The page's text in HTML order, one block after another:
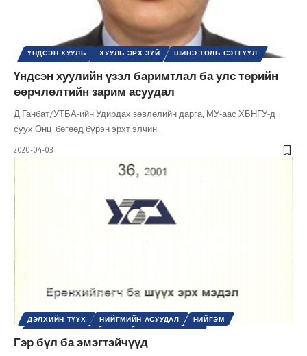
ҮНДСЭН ХУУЛЬ ХУУЛЬ ЭРХ ЗҮЙ ШИНЭ ТОЛЬ СЭТГҮҮЛ
Үндсэн хуулийн үзэл баримтлал ба улс төрийн
өөрчлөлтийн зарим асуудал
Д.Ганбат/УТБА-ийн Удирдах зөвлөлийн дарга, МУ-аас ХБНГУ-д
суух Онц бөгөөд бүрэн эрхт элчин…
2020-04-03
ДЭЛХИЙН ТҮҮХ НИЙГМИЙН АСУУДАЛ
НИЙГЭМ
ШИНЭ ТОЛЬ СЭТГҮҮЛ
Гэр бүл ба эмэгтэйчүүд